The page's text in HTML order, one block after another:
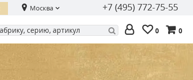
Москва +7 (495) 772-75-55
0 0